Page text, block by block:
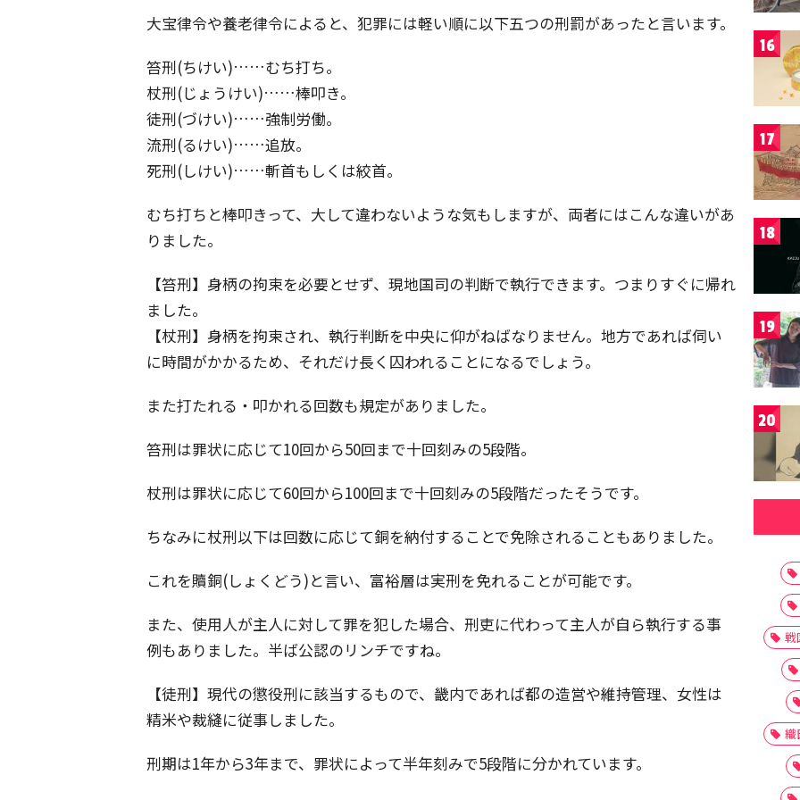
大宝律令や養老律令によると、犯罪には軽い順に以下五つの刑罰があったと言います。
笞刑(ちけい)……むち打ち。
杖刑(じょうけい)……棒叩き。
徒刑(づけい)……強制労働。
流刑(るけい)……追放。
死刑(しけい)……斬首もしくは絞首。
むち打ちと棒叩きって、大して違わないような気もしますが、両者にはこんな違いがあ
りました。
【笞刑】身柄の拘束を必要とせず、現地国司の判断で執行できます。つまりすぐに帰れ
ました。
【杖刑】身柄を拘束され、執行判断を中央に仰がねばなりません。地方であれば伺い
に時間がかかるため、それだけ長く囚われることになるでしょう。
また打たれる・叩かれる回数も規定がありました。
笞刑は罪状に応じて10回から50回まで十回刻みの5段階。
杖刑は罪状に応じて60回から100回まで十回刻みの5段階だったそうです。
ちなみに杖刑以下は回数に応じて銅を納付することで免除されることもありました。
これを贖銅(しょくどう)と言い、富裕層は実刑を免れることが可能です。
また、使用人が主人に対して罪を犯した場合、刑吏に代わって主人が自ら執行する事
例もありました。半ば公認のリンチですね。
【徒刑】現代の懲役刑に該当するもので、畿内であれば都の造営や維持管理、女性は
精米や裁縫に従事しました。
刑期は1年から3年まで、罪状によって半年刻みで5段階に分かれています。
16
17
18
19
20
戦
織